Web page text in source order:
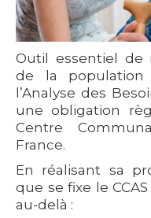
Outil essentiel de
de la
l’Analyse des
une obligation
Centre
France.
En réalisant sa
que se fixe le
au-delà :